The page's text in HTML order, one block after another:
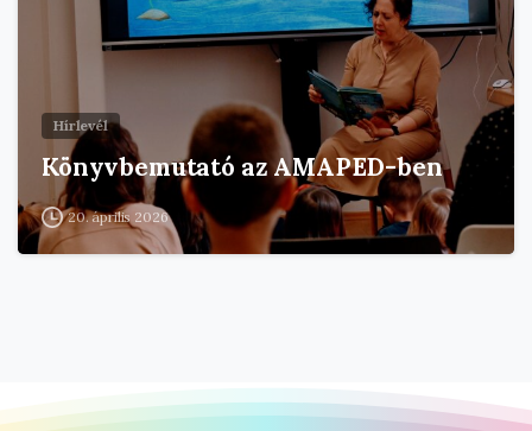
Hírlevél
Könyvbemutató az AMAPED-ben
20. április 2026